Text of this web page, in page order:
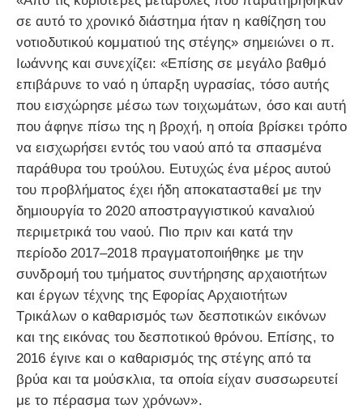
σε αυτό το χρονικό διάστημα ήταν η καθίζηση του
νοτιοδυτικού κομματιού της στέγης» σημειώνει ο π.
Ιωάννης και συνεχίζει: «Επίσης σε μεγάλο βαθμό
επιβάρυνε το ναό η ύπαρξη υγρασίας, τόσο αυτής
που εισχώρησε μέσω των τοιχωμάτων, όσο και αυτή
που άφηνε πίσω της η βροχή, η οποία βρίσκει τρόπο
να εισχωρήσει εντός του ναού από τα σπασμένα
παράθυρα του τρούλου. Ευτυχώς ένα μέρος αυτού
του προβλήματος έχει ήδη αποκατασταθεί με την
δημιουργία το 2020 αποστραγγιστικού καναλιού
περιμετρικά του ναού. Πιο πριν και κατά την
περίοδο 2017–2018 πραγματοποιήθηκε με την
συνδρομή του τμήματος συντήρησης αρχαιοτήτων
και έργων τέχνης της Εφορίας Αρχαιοτήτων
Τρικάλων ο καθαρισμός των δεσποτικών εικόνων
και της εικόνας του δεσποτικού θρόνου. Επίσης, το
2016 έγινε και ο καθαρισμός της στέγης από τα
βρύα και τα μούσκλια, τα οποία είχαν συσσωρευτεί
με το πέρασμα των χρόνων».